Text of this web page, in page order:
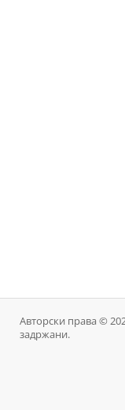
Авторски права ©
задржани.